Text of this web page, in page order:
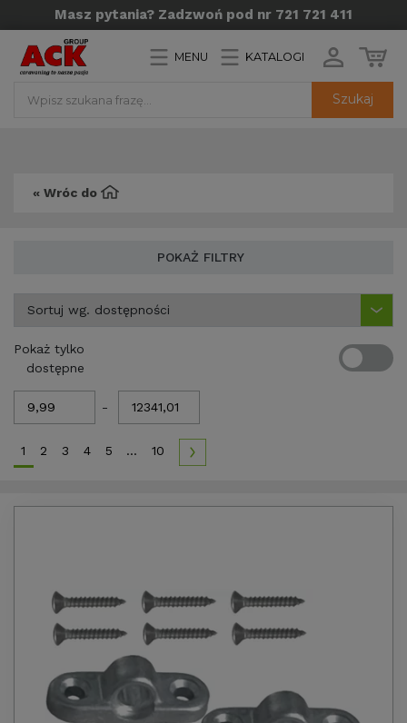
Masz pytania? Zadzwoń pod nr 721 721 411
Szukaj
MENU KATALOGI
« Wróc do
POKAŻ FILTRY
Pokaż tylko
dostępne
-
1 2 3 4 5 ... 10